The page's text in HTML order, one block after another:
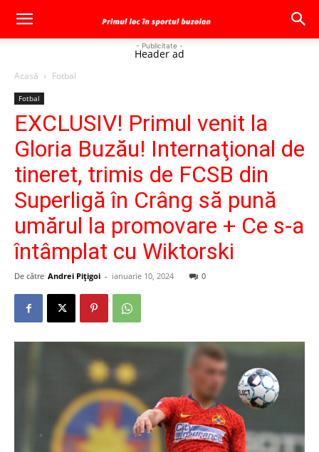
- Publicitate -
Header ad
Acasă Fotbal
Fotbal
EXCLUSIV! Primul venit la
Gloria Buzău! Internaţional de
tineret, trimis de FCSB din
Superligă în Crâng să pună
umărul la promovare + Ce s-a
întâmplat cu Wiktorski
De către Andrei Pițigoi - ianuarie 10, 2024 0